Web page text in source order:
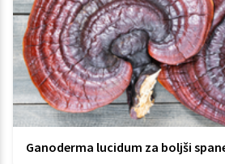
Ganoderma lucidum za boljši